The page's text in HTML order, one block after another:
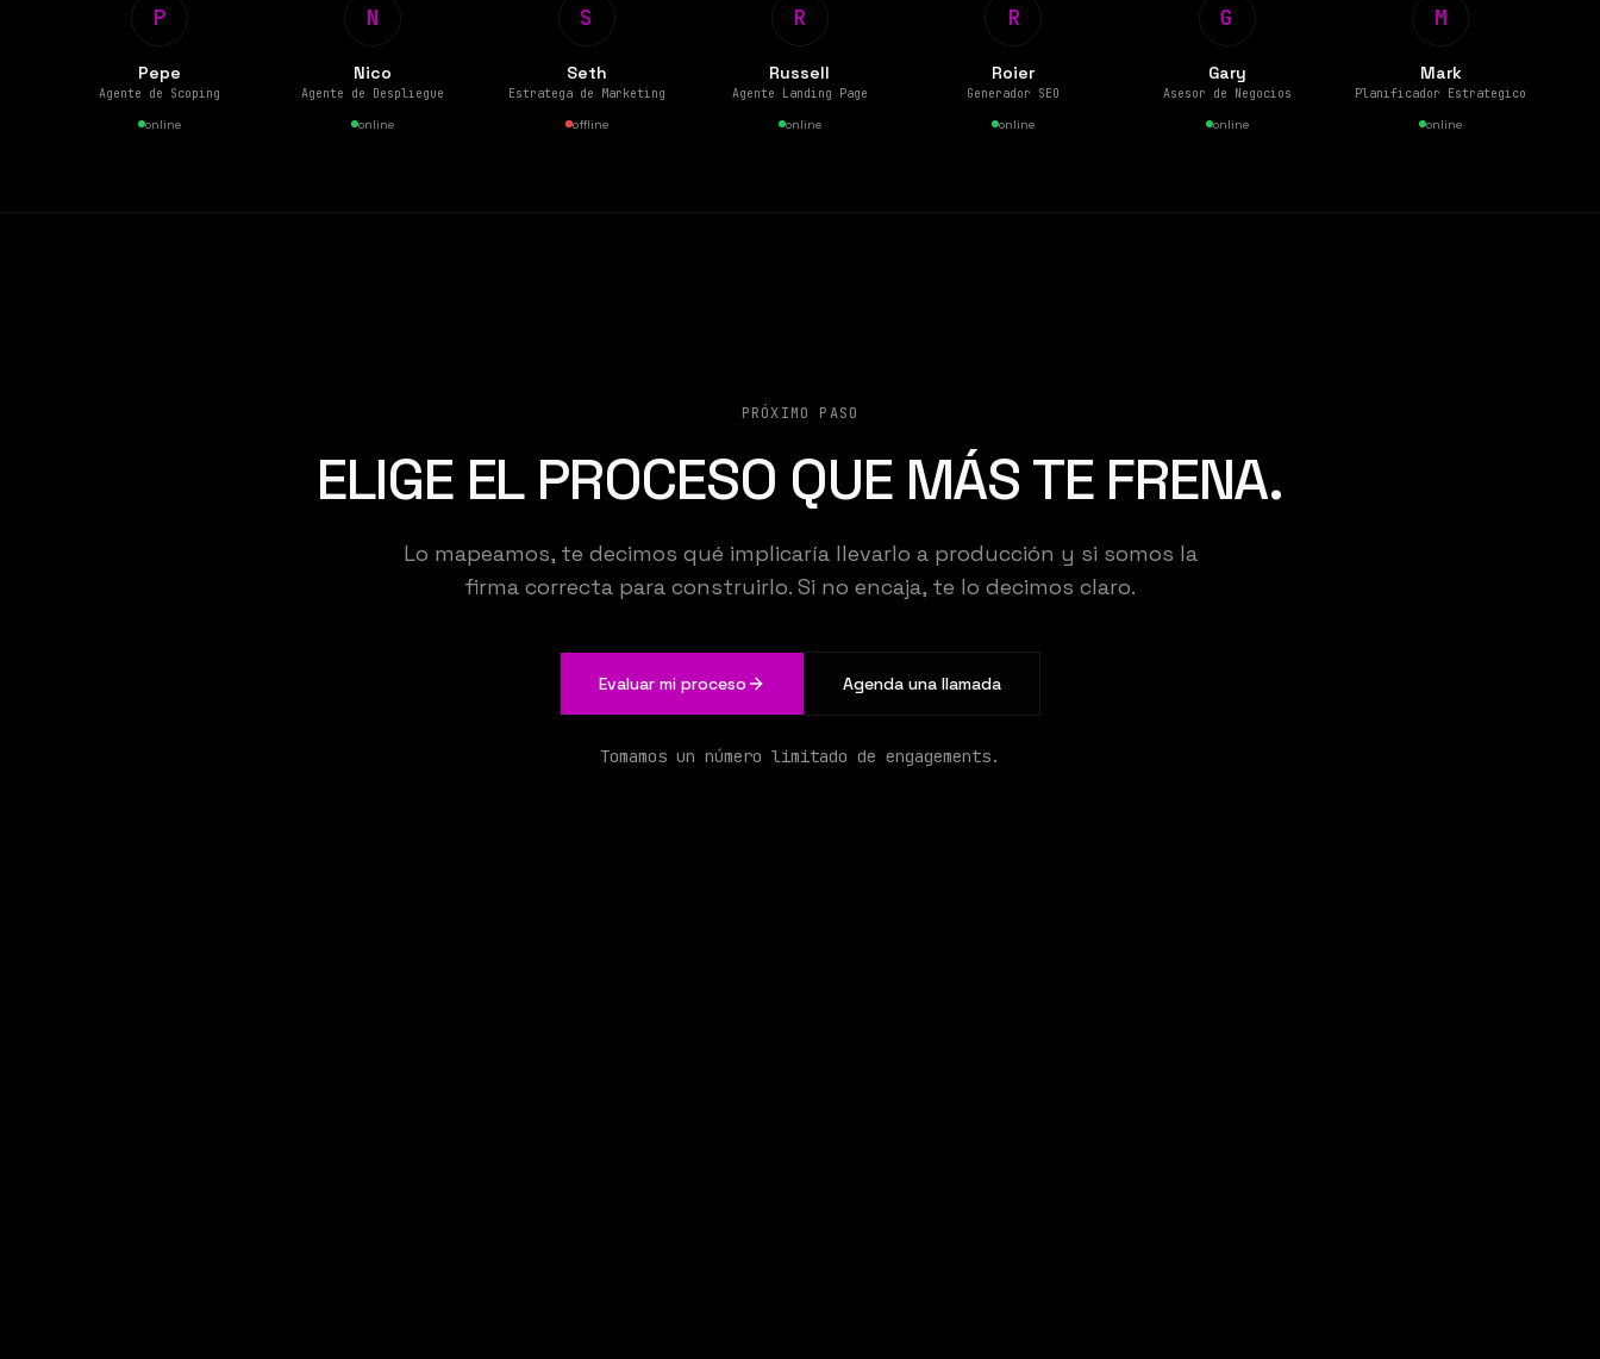
KEMENY STUDIO
P
Pepe
Agente de Scoping
online
N
Nico
Agente de Despliegue
online
S
Seth
Estratega de Marketing
offline
R
Russell
Agente Landing Page
online
R
Roier
Generador SEO
online
G
Gary
Asesor de Negocios
online
M
Mark
Planificador Estrategico
online
PRÓXIMO PASO
ELIGE EL PROCESO QUE MÁS TE FRENA.
Lo mapeamos, te decimos qué implicaría llevarlo a producción y si somos la
firma correcta para construirlo. Si no encaja, te lo decimos claro.
Evaluar mi proceso Agenda una llamada
Tomamos un número limitado de engagements.